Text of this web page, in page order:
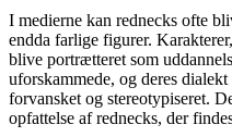
I medierne kan rednecks ofte
endda farlige figurer.
blive portrætteret som
uforskammede, og deres
forvansket og stereotypiseret.
opfattelse af rednecks, der